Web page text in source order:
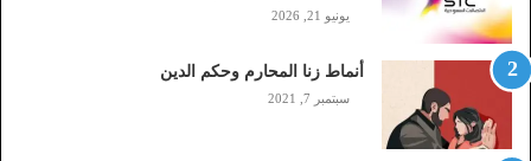
ل
(
s
,
يونيو 21, 2026
أنماط زنا المحارم وحكم الدين
سبتمبر 7, 2021